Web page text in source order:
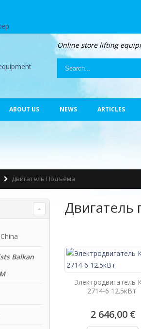
Online store lifting
ABOUT US NEWS ARTICLES
Двигатель Подъема
Balkan
Двигатель
Электродвигатель
2714-6 12.5кВт
2 646,00 €